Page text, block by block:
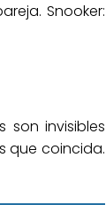
Snooker:
son invisibles
que coincida.